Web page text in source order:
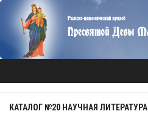
Перейти
содержанию
КАТАЛОГ №20 НАУЧНАЯ ЛИТЕРАТУРА